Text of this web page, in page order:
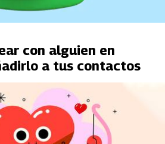
con alguien en
a tus contactos